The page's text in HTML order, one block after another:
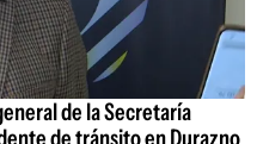
de la Secretaría
de tránsito en Durazno